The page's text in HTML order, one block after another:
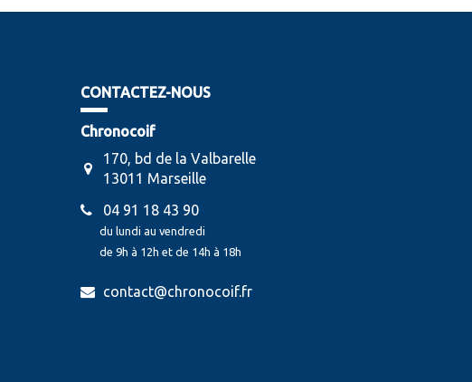
CONTACTEZ-NOUS
Chronocoif
170, bd de la Valbarelle
13011 Marseille
04 91 18 43 90
du lundi au vendredi
de 9h à 12h et de 14h à 18h
contact@chronocoif.fr